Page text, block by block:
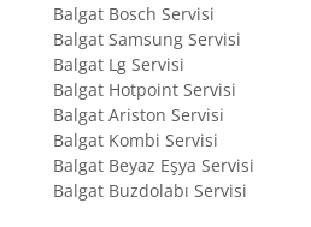
Balgat Bosch Servisi
Balgat Samsung Servisi
Balgat Lg Servisi
Balgat Hotpoint Servisi
Balgat Ariston Servisi
Balgat Kombi Servisi
Balgat Beyaz Eşya Servisi
Balgat Buzdolabı Servisi